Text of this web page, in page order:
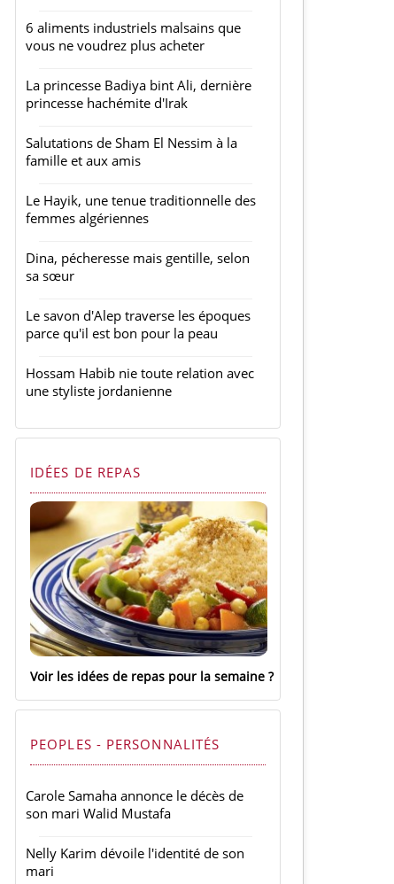
6 aliments industriels malsains que
vous ne voudrez plus acheter
La princesse Badiya bint Ali, dernière
princesse hachémite d'Irak
Salutations de Sham El Nessim à la
famille et aux amis
Le Hayik, une tenue traditionnelle des
femmes algériennes
Dina, pécheresse mais gentille, selon
sa sœur
Le savon d'Alep traverse les époques
parce qu'il est bon pour la peau
Hossam Habib nie toute relation avec
une styliste jordanienne
IDÉES DE REPAS
Voir les idées de repas pour la semaine
PEOPLES - PERSONNALITÉS
Carole Samaha annonce le décès de
son mari Walid Mustafa
Nelly Karim dévoile l'identité de son
mari